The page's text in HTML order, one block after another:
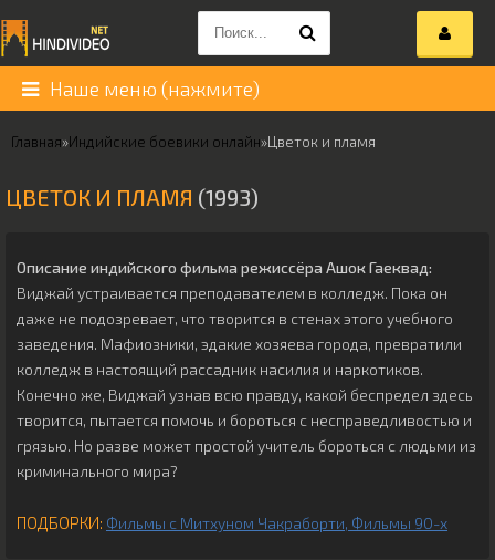
Наше меню (нажмите)
Главная»Индийские боевики онлайн»Цветок и пламя
ЦВЕТОК И ПЛАМЯ (1993)
Описание индийского фильма режиссёра Ашок Гаеквад:
Виджай устраивается преподавателем в колледж. Пока он
даже не подозревает, что творится в стенах этого учебного
заведения. Мафиозники, эдакие хозяева города, превратили
колледж в настоящий рассадник насилия и наркотиков.
Конечно же, Виджай узнав всю правду, какой беспредел здесь
творится, пытается помочь и бороться с несправедливостью и
грязью. Но разве может простой учитель бороться с людьми из
криминального мира?
ПОДБОРКИ: Фильмы с Митхуном Чакраборти Фильмы 90-х